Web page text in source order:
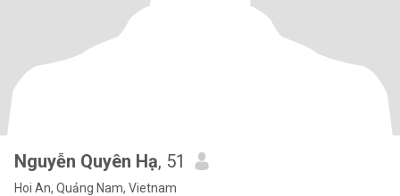
Nguyễn Quyên Hạ, 51
Hoi An, Quảng Nam, Vietnam